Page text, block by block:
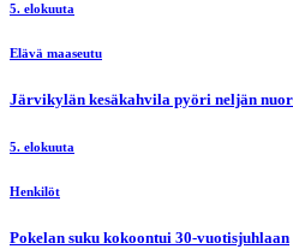
5. elokuuta
Elävä maaseutu
Järvikylän kesäkahvila pyöri neljän
5. elokuuta
Henkilöt
Pokelan suku kokoontui 30-vuotisjuhlaan